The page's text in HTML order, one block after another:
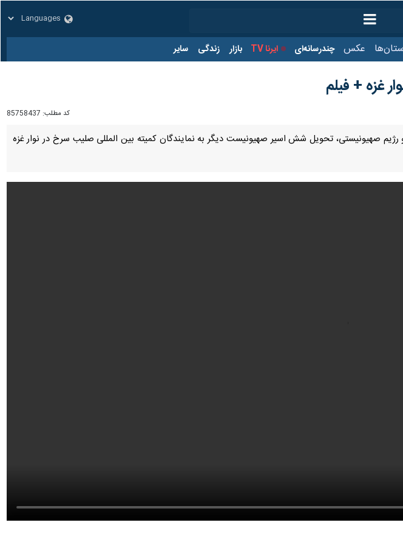
عکس چندرسانه‌ای ایرنا TV بازار زندگی سایر
کد مطلب: 85758437
صهیونیستی، تحویل شش اسیر صهیونیست دیگر به نمایندگان کمیته بین المللی صلیب سرخ در نوار غزه